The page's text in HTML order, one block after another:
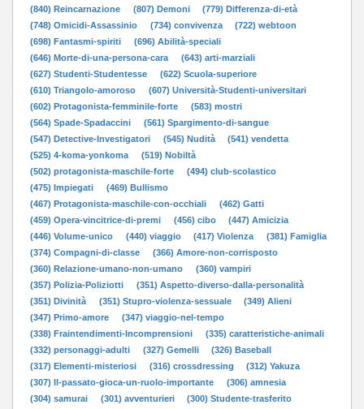
(840) Reincarnazione
(807) Demoni
(779) Differenza-di-età
(748) Omicidi-Assassinio
(734) convivenza
(722) webtoon
(698) Fantasmi-spiriti
(696) Abilità-speciali
(646) Morte-di-una-persona-cara
(643) arti-marziali
(627) Studenti-Studentesse
(622) Scuola-superiore
(610) Triangolo-amoroso
(607) Università-Studenti-universitari
(602) Protagonista-femminile-forte
(583) mostri
(564) Spade-Spadaccini
(561) Spargimento-di-sangue
(547) Detective-Investigatori
(545) Nudità
(541) vendetta
(525) 4-koma-yonkoma
(519) Nobiltà
(502) protagonista-maschile-forte
(494) club-scolastico
(475) Impiegati
(469) Bullismo
(467) Protagonista-maschile-con-occhiali
(462) Gatti
(459) Opera-vincitrice-di-premi
(456) cibo
(447) Amicizia
(446) Volume-unico
(440) viaggio (417) Violenza
(381) Famiglia
(374) Compagni-di-classe
(366) Amore-non-corrisposto
(360) Relazione-umano-non-umano
(360) vampiri
(357) Polizia-Poliziotti
(351) Aspetto-diverso-dalla-personalità
(351) Divinità
(351) Stupro-violenza-sessuale
(349) Alieni
(347) Primo-amore
(347) viaggio-nel-tempo
(338) Fraintendimenti-Incomprensioni
(335) caratteristiche-animali
(332) personaggi-adulti
(327) Gemelli
(326) Baseball
(317) Elementi-misteriosi
(316) crossdressing
(312) Yakuza
(307) Il-passato-gioca-un-ruolo-importante
(306) amnesia
(304) samurai
(301) avventurieri
(300) Studente-trasferito